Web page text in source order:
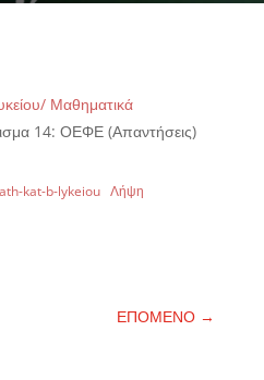
Μαθηματικά
14: ΟΕΦΕ (Απαντήσεις)
kat-b-lykeiou Λήψη
ΕΠΟΜΕΝΟ →